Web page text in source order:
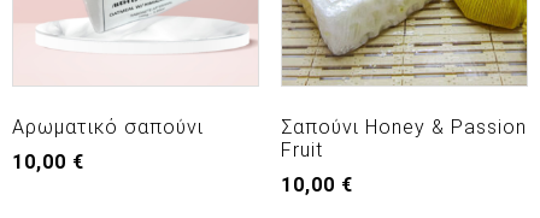
Αρωματικό σαπούνι
10,00 €
Σαπούνι Honey & Passion
Fruit
10,00 €